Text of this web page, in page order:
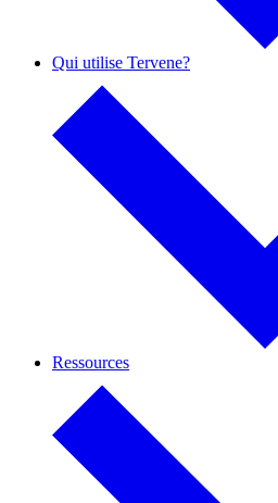
Qui utilise Tervene?
Ressources